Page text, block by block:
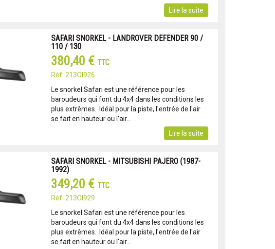
Lire la suite
SAFARI SNORKEL - LANDROVER DEFENDER 90 /
110 / 130
380,40 € TTC
Réf: 213OI926
Le snorkel Safari est une référence pour les
baroudeurs qui font du 4x4 dans les conditions les
plus extrêmes. Idéal pour la piste, l'entrée de l'air
se fait en hauteur ou l'air...
Lire la suite
SAFARI SNORKEL - MITSUBISHI PAJERO (1987-
1992)
349,20 € TTC
Réf: 213OI929
Le snorkel Safari est une référence pour les
baroudeurs qui font du 4x4 dans les conditions les
plus extrêmes. Idéal pour la piste, l'entrée de l'air
se fait en hauteur ou l'air...